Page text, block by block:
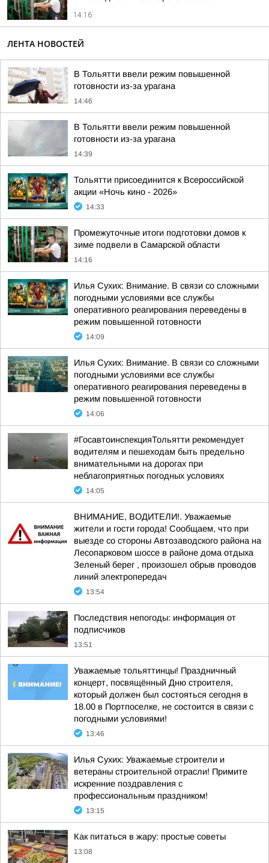
14:16
ЛЕНТА НОВОСТЕЙ
В Тольятти ввели режим повышенной
готовности из-за урагана
14:46
В Тольятти ввели режим повышенной
готовности из-за урагана
14:39
Тольятти присоединится к Всероссийской
акции «Ночь кино - 2026»
14:33
Промежуточные итоги подготовки домов к
зиме подвели в Самарской области
14:16
Илья Сухих: Внимание. В связи со сложными
погодными условиями все службы
оперативного реагирования переведены в
режим повышенной готовности
14:09
Илья Сухих: Внимание. В связи со сложными
погодными условиями все службы
оперативного реагирования переведены в
режим повышенной готовности
14:06
#ГосавтоинспекцияТольятти рекомендует
водителям и пешеходам быть предельно
внимательными на дорогах при
неблагоприятных погодных условиях
14:05
ВНИМАНИЕ, ВОДИТЕЛИ!. Уважаемые
жители и гости города! Сообщаем, что при
выезде со стороны Автозаводского района на
Лесопарковом шоссе в районе дома отдыха
Зеленый берег , произошел обрыв проводов
линий электропередач
13:54
Последствия непогоды: информация от
подписчиков
13:51
Уважаемые тольяттинцы! Праздничный
концерт, посвящённый Дню строителя,
который должен был состояться сегодня в
18.00 в Портпоселке, не состоится в связи с
погодными условиями!
13:46
Илья Сухих: Уважаемые строители и
ветераны строительной отрасли! Примите
искренние поздравления с
профессиональным праздником!
13:15
Как питаться в жару: простые советы
13:08